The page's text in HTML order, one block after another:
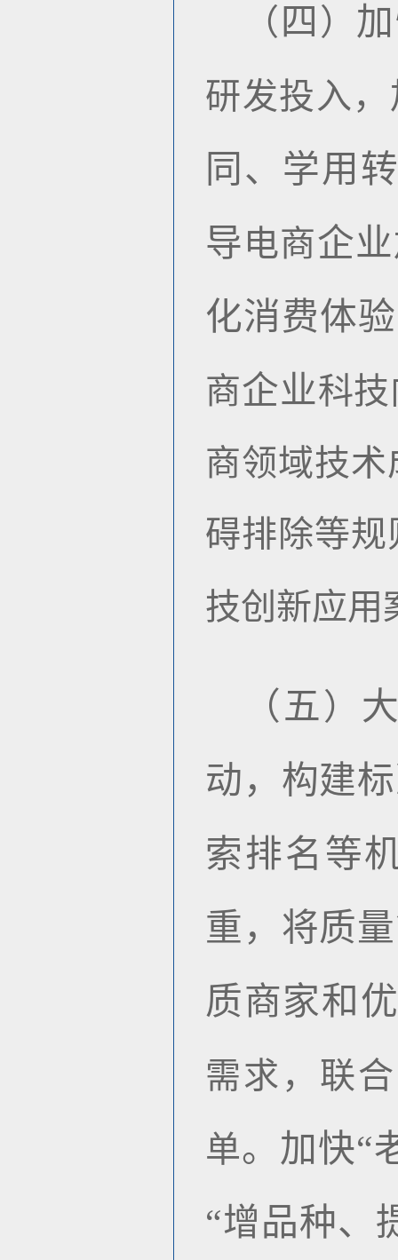
（ 四 ）
研发投入，
同、学用
导电商企业
化消费体
商企业科
商领域技
碍排除等
技创新应用
（五 ）
动，构建
索排名等
重，将质
质商家和
需求，联
单。加快“
“增品种、